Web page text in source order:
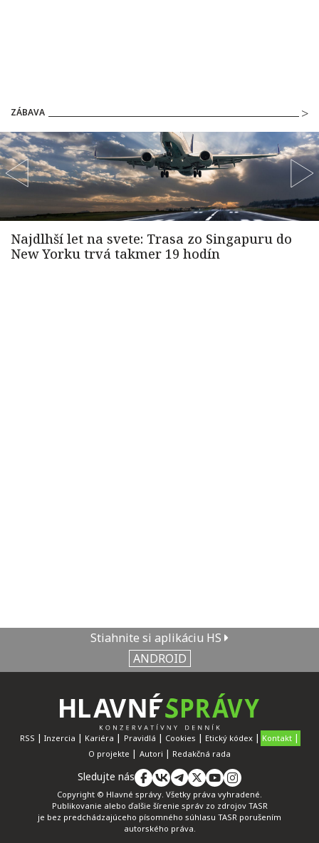
ZÁBAVA
Stiahnite si aplikáciu HS
ANDROID
RSS Inzercia Kariéra Pravidlá Cookies Etický kódex
Kontakt
O projekte
Autori Redakčná rada
Sledujte nás
Copyright © Hlavné správy. Všetky práva vyhradené.
Publikovanie alebo ďalšie šírenie správ zo zdrojov TASR
je bez predchádzajúceho písomného súhlasu TASR porušením
autorského práva.